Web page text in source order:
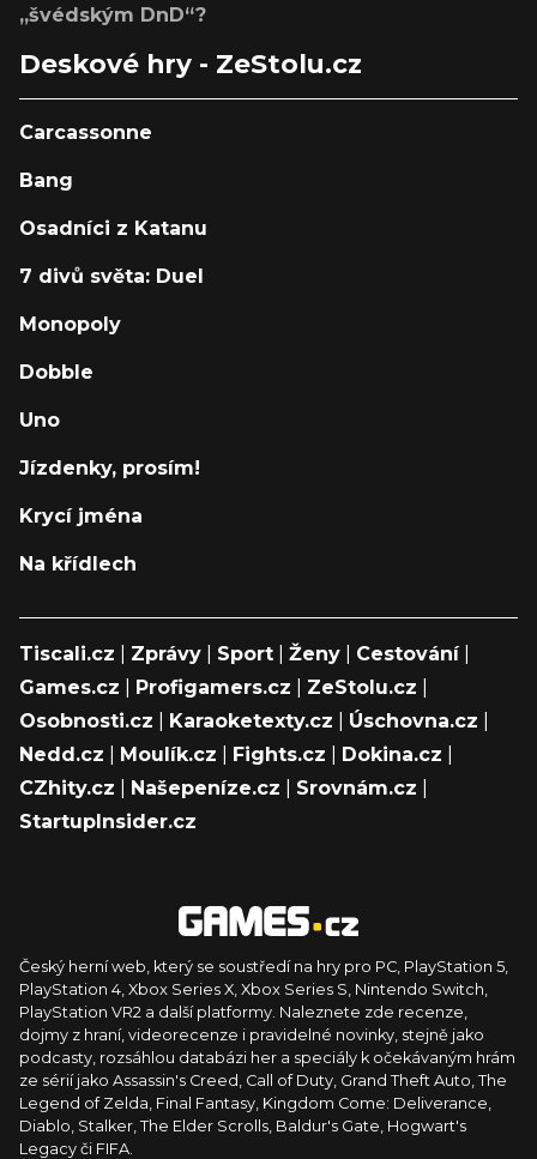
„švédským DnD“?
Deskové hry - ZeStolu.cz
Carcassonne
Bang
Osadníci z Katanu
7 divů světa: Duel
Monopoly
Dobble
Uno
Jízdenky, prosím!
Krycí jména
Na křídlech
Tiscali.cz Zprávy Sport Ženy Cestování|
Games.cz
Profigamers.cz ZeStolu.cz
Osobnosti.cz
Karaoketexty.cz Úschovna.cz
Nedd.cz
Moulík.cz Fights.cz Dokina.cz
CZhity.cz
Našepeníze.cz Srovnám.cz
StartupInsider.cz
Český herní web, který se soustředí na hry pro PC, PlayStation 5,
PlayStation 4, Xbox Series X, Xbox Series S, Nintendo Switch,
PlayStation VR2 a další platformy. Naleznete zde recenze,
dojmy z hraní, videorecenze i pravidelné novinky, stejně jako
podcasty, rozsáhlou databázi her a speciály k očekávaným hrám
ze sérií jako Assassin's Creed, Call of Duty, Grand Theft Auto, The
Legend of Zelda, Final Fantasy, Kingdom Come: Deliverance,
Diablo, Stalker, The Elder Scrolls, Baldur's Gate, Hogwart's
Legacy či FIFA.